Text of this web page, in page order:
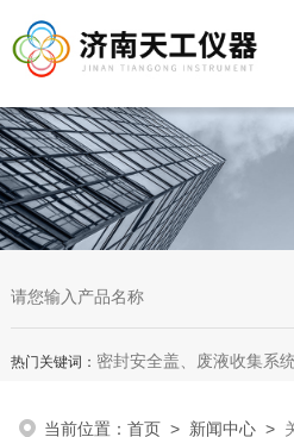
热门关键词： 密封安全盖、废液收集系统、流动相安全盖、废液集中收集系统、废液收
当前位置：首页 > 新闻中心 >